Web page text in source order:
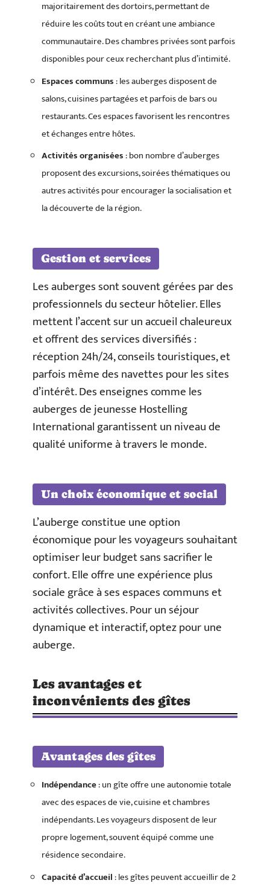
majoritairement des dortoirs, permettant de
réduire les coûts tout en créant une ambiance
communautaire. Des chambres privées sont parfois
disponibles pour ceux recherchant plus d’intimité.
Espaces communs: les auberges disposent de
salons, cuisines partagées et parfois de bars ou
restaurants. Ces espaces favorisent les rencontres
et échanges entre hôtes.
Activités organisées: bon nombre d’auberges
proposent des excursions, soirées thématiques ou
autres activités pour encourager la socialisation et
la découverte de la région.
Gestion et services
Les auberges sont souvent gérées par des
professionnels du secteur hôtelier. Elles
mettent l’accent sur un accueil chaleureux
et offrent des services diversifiés :
réception 24h/24, conseils touristiques, et
parfois même des navettes pour les sites
d’intérêt. Des enseignes comme les
auberges de jeunesse Hostelling
International garantissent un niveau de
qualité uniforme à travers le monde.
Un choix économique et social
L’auberge constitue une option
économique pour les voyageurs souhaitant
optimiser leur budget sans sacrifier le
confort. Elle offre une expérience plus
sociale grâce à ses espaces communs et
activités collectives. Pour un séjour
dynamique et interactif, optez pour une
auberge.
Les avantages et
inconvénients des gîtes
Avantages des gîtes
Indépendance: un gîte offre une autonomie totale
avec des espaces de vie, cuisine et chambres
indépendants. Les voyageurs disposent de leur
propre logement, souvent équipé comme une
résidence secondaire.
Capacité d’accueil: les gîtes peuvent accueillir de 2